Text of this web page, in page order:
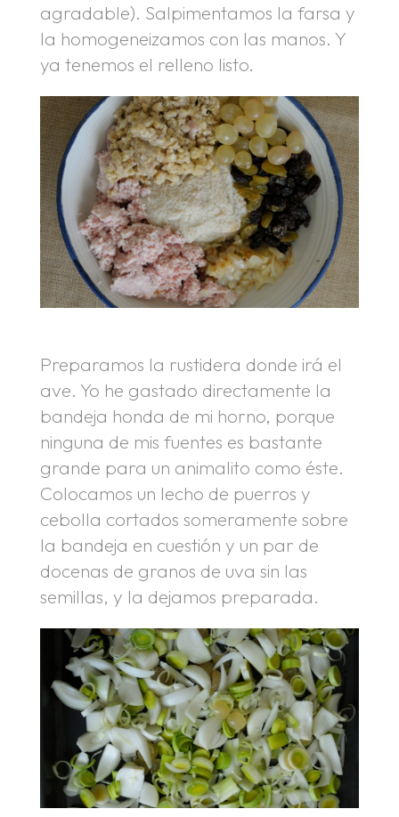
agradable). Salpimentamos la farsa y
la homogeneizamos con las manos. Y
ya tenemos el relleno listo.
Preparamos la rustidera donde irá el
ave. Yo he gastado directamente la
bandeja honda de mi horno, porque
ninguna de mis fuentes es bastante
grande para un animalito como éste.
Colocamos un lecho de puerros y
cebolla cortados someramente sobre
la bandeja en cuestión y un par de
docenas de granos de uva sin las
semillas, y la dejamos preparada.